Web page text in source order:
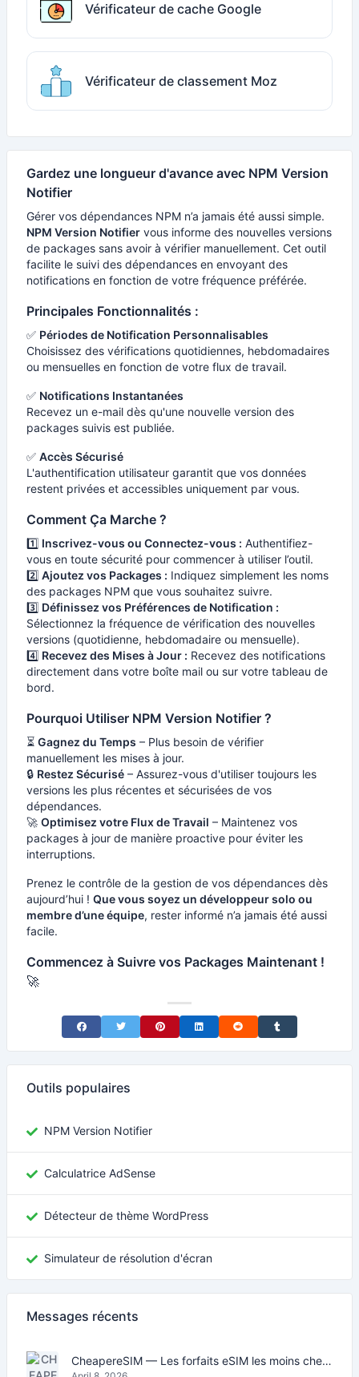
Vérificateur de cache Google
Vérificateur de classement Moz
Gardez une longueur d'avance avec NPM Version
Notifier
Gérer vos dépendances NPM n’a jamais été aussi simple.
NPM Version Notifier vous informe des nouvelles versions
de packages sans avoir à vérifier manuellement. Cet outil
facilite le suivi des dépendances en envoyant des
notifications en fonction de votre fréquence préférée.
Principales Fonctionnalités :
✅ Périodes de Notification Personnalisables
Choisissez des vérifications quotidiennes, hebdomadaires
ou mensuelles en fonction de votre flux de travail.
✅ Notifications Instantanées
Recevez un e-mail dès qu'une nouvelle version des
packages suivis est publiée.
✅ Accès Sécurisé
L'authentification utilisateur garantit que vos données
restent privées et accessibles uniquement par vous.
Comment Ça Marche ?
1️⃣ Inscrivez-vous ou Connectez-vous : Authentifiez-
vous en toute sécurité pour commencer à utiliser l’outil.
2️⃣ Ajoutez vos Packages : Indiquez simplement les noms
des packages NPM que vous souhaitez suivre.
3️⃣ Définissez vos Préférences de Notification :
Sélectionnez la fréquence de vérification des nouvelles
versions (quotidienne, hebdomadaire ou mensuelle).
4️⃣ Recevez des Mises à Jour : Recevez des notifications
directement dans votre boîte mail ou sur votre tableau de
bord.
Pourquoi Utiliser NPM Version Notifier ?
⏳ Gagnez du Temps – Plus besoin de vérifier
manuellement les mises à jour.
🔒 Restez Sécurisé – Assurez-vous d'utiliser toujours les
versions les plus récentes et sécurisées de vos
dépendances.
🚀 Optimisez votre Flux de Travail – Maintenez vos
packages à jour de manière proactive pour éviter les
interruptions.
Prenez le contrôle de la gestion de vos dépendances dès
aujourd’hui ! Que vous soyez un développeur solo ou
membre d’une équipe, rester informé n’a jamais été aussi
facile.
Commencez à Suivre vos Packages Maintenant !
🚀
Share on Facebook
Share on TwitterShare on Pinterest
Share on LinkedIn
Share on RedditShare on Tumblr
Outils populaires
NPM Version Notifier
Calculatrice AdSense
Détecteur de thème WordPress
Simulateur de résolution d'écran
Messages récents
CheapereSIM — Les forfaits eSIM les moins chers pour voyager en 2026